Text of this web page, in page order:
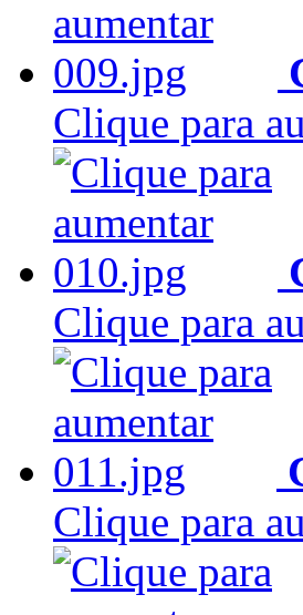
Clique para
Clique para
Clique para